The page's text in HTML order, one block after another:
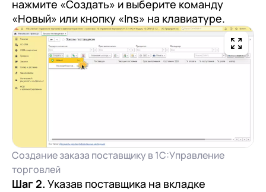
нажмите «Создать» и выберите команду
«Новый» или кнопку «Ins» на клавиатуре.
Создание заказа поставщику в 1С:Управление
торговлей
Шаг 2. Указав поставщика на вкладке